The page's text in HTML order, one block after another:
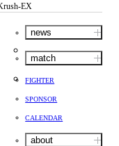
EX
news
match
FIGHTER
SPONSOR
CALENDAR
about